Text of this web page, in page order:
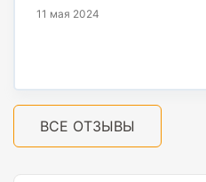
11 мая 2024
ВСЕ ОТЗЫВЫ